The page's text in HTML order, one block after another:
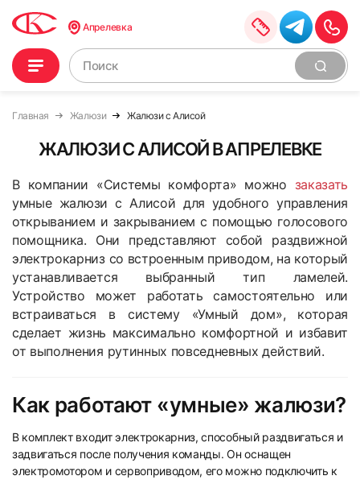
Апрелевка
Главная Жалюзи Жалюзи с Алисой
ЖАЛЮЗИ С АЛИСОЙ В АПРЕЛЕВКЕ
В компании «Системы комфорта» можно заказать
умные жалюзи с Алисой для удобного управления
открыванием и закрыванием с помощью голосового
помощника. Они представляют собой раздвижной
электрокарниз со встроенным приводом, на который
устанавливается выбранный тип ламелей.
Устройство может работать самостоятельно или
встраиваться в систему «Умный дом», которая
сделает жизнь максимально комфортной и избавит
от выполнения рутинных повседневных действий.
Как работают «умные» жалюзи?
В комплект входит электрокарниз, способный раздвигаться и
задвигаться после получения команды. Он оснащен
электромотором и сервоприводом, его можно подключить к